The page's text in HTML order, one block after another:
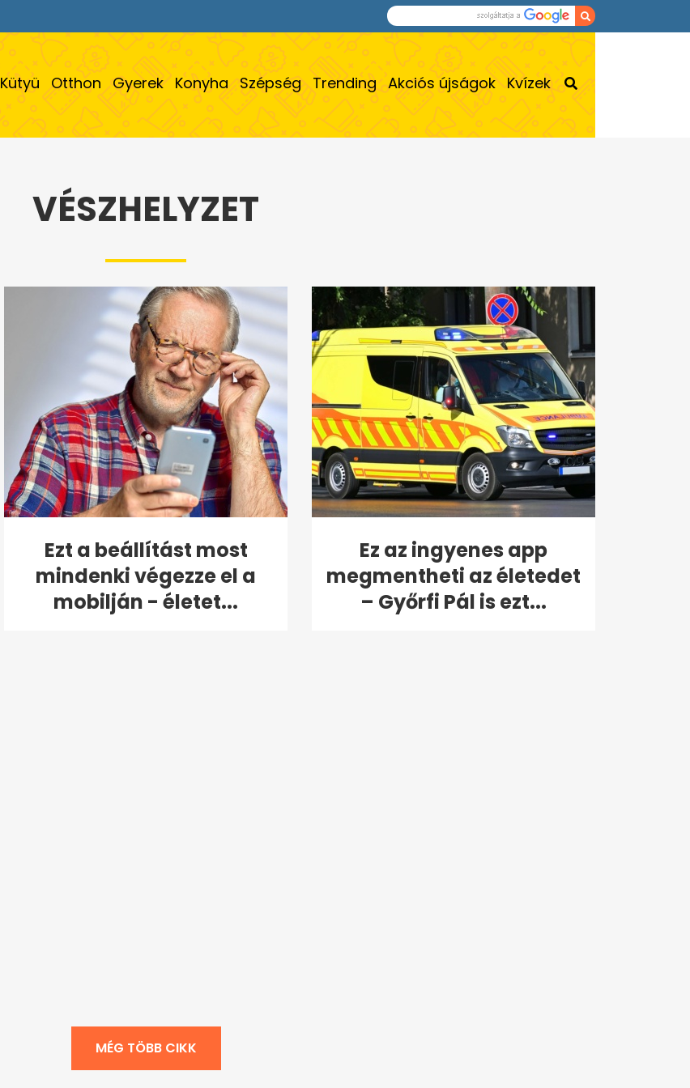
Kütyü Otthon Gyerek Konyha Szépség Trending Akciós újságok Kvízek
VÉSZHELYZET
Ezt a beállítást most
mindenki végezze el a
mobilján - életet...
Ez az ingyenes app
megmentheti az életedet
– Győrfi Pál is ezt...
MÉG TÖBB CIKK